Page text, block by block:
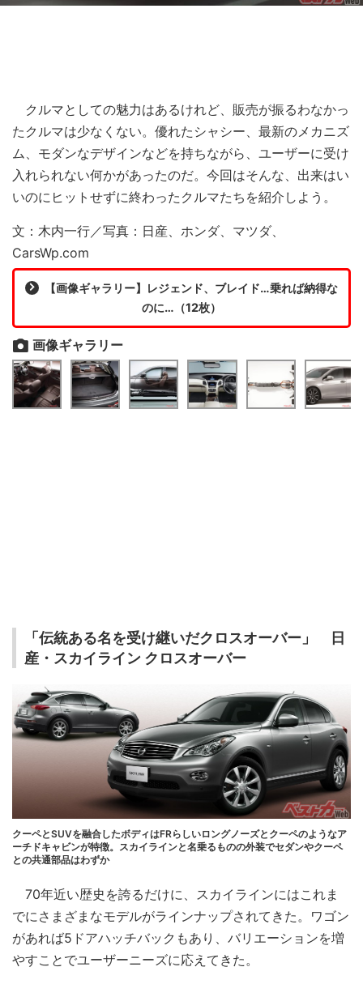
クルマとしての魅力はあるけれど、販売が振るわなかっ
たクルマは少なくない。優れたシャシー、最新のメカニズ
ム、モダンなデザインなどを持ちながら、ユーザーに受け
入れられない何かがあったのだ。今回はそんな、出来はい
いのにヒットせずに終わったクルマたちを紹介しよう。
文：木内一行／写真：日産、ホンダ、マツダ、
CarsWp.com
【画像ギャラリー】レジェンド、ブレイド…乗れば納得な
のに…（12枚）
画像ギャラリー
「伝統ある名を受け継いだクロスオーバー」 日
産・スカイライン クロスオーバー
クーペとSUVを融合したボディはFRらしいロングノーズとクーペのようなア
ーチドキャビンが特徴。スカイラインと名乗るものの外装でセダンやクーペ
との共通部品はわずか
70年近い歴史を誇るだけに、スカイラインにはこれま
でにさまざまなモデルがラインナップされてきた。ワゴン
があれば5ドアハッチバックもあり、バリエーションを増
やすことでユーザーニーズに応えてきた。